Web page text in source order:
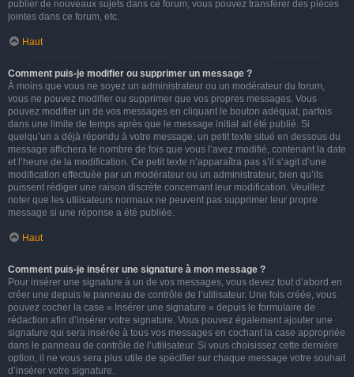
publier de nouveaux sujets dans ce forum, vous pouvez transférer des pièces
jointes dans ce forum, etc.
Haut
Comment puis-je modifier ou supprimer un message ?
À moins que vous ne soyez un administrateur ou un modérateur du forum,
vous ne pouvez modifier ou supprimer que vos propres messages. Vous
pouvez modifier un de vos messages en cliquant le bouton adéquat, parfois
dans une limite de temps après que le message initial ait été publié. Si
quelqu’un a déjà répondu à votre message, un petit texte situé en dessous du
message affichera le nombre de fois que vous l’avez modifié, contenant la date
et l’heure de la modification. Ce petit texte n’apparaîtra pas s’il s’agit d’une
modification effectuée par un modérateur ou un administrateur, bien qu’ils
puissent rédiger une raison discrète concernant leur modification. Veuillez
noter que les utilisateurs normaux ne peuvent pas supprimer leur propre
message si une réponse a été publiée.
Haut
Comment puis-je insérer une signature à mon message ?
Pour insérer une signature à un de vos messages, vous devez tout d’abord en
créer une depuis le panneau de contrôle de l’utilisateur. Une fois créée, vous
pouvez cocher la case « Insérer une signature » depuis le formulaire de
rédaction afin d’insérer votre signature. Vous pouvez également ajouter une
signature qui sera insérée à tous vos messages en cochant la case appropriée
dans le panneau de contrôle de l’utilisateur. Si vous choisissez cette dernière
option, il ne vous sera plus utile de spécifier sur chaque message votre souhait
d’insérer votre signature.